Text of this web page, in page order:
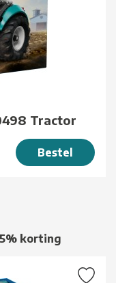
Tractor
Bestel
korting